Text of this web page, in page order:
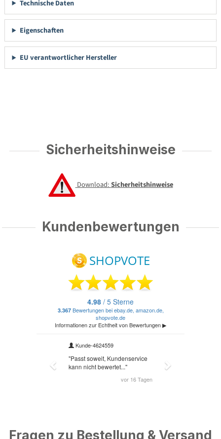
Technische Daten
Eigenschaften
EU verantwortlicher Hersteller
Sicherheitshinweise
Download:Sicherheitshinweise
Kundenbewertungen
Fragen zu Bestellung & Versand